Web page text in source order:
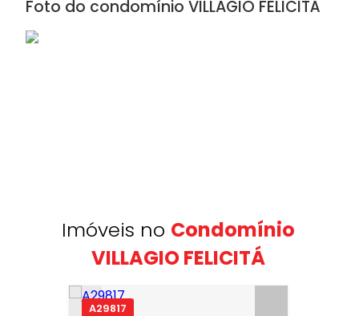
Foto do condomínio VILLAGIO FELICITÁ
Imóveis no Condomínio
VILLAGIO FELICITÁ
A29817